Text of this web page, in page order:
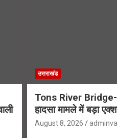
उत्तराखंड
Tons River Bridge-
हादसा मामले में बड़ा
August 8, 2026